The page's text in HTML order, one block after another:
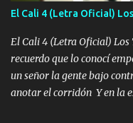
llega para reunirme
serás mi niño, del amor
El Cali 4 (Letra Oficial)
El Cali 4 (Letra Oficial) Los
recuerdo que lo conocí
un señor la gente bajo
anotar el corridón Y en la